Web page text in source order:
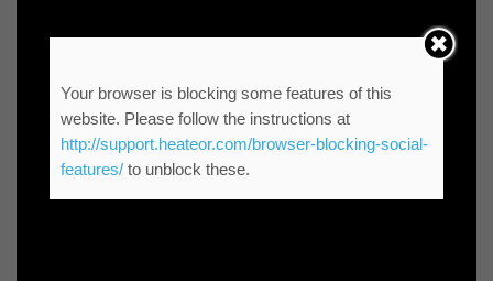
Your browser is blocking some features of this
website. Please follow the instructions at
http://support.heateor.com/browser-blocking-social-
features/to unblock these.